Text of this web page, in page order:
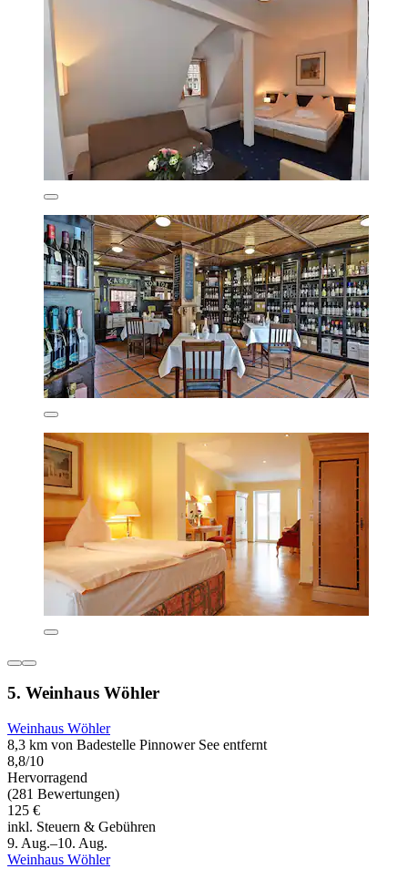
5. Weinhaus Wöhler
Weinhaus Wöhler
8,3 km von Badestelle Pinnower See entfernt
8,8/10
Hervorragend
(281 Bewertungen)
125 €
inkl. Steuern & Gebühren
9. Aug.–10. Aug.
Weinhaus Wöhler